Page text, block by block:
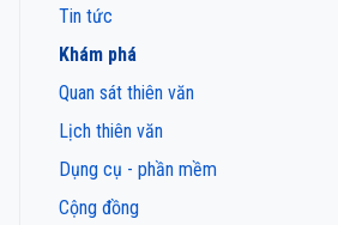
Tin tức
Khám phá
Quan sát thiên văn
Lịch thiên văn
Dụng cụ - phần mềm
Cộng đồng